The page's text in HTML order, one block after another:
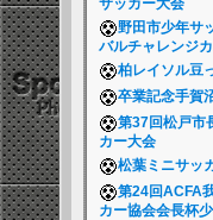
サッカー大会
野田市少年サ
バルチャレンジ
柏レイソル豆
卒業記念手賀
第37回松戸市
カー大会
松葉ミニサッ
第24回ACFA
カー協会会長杯